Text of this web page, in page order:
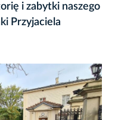
i zabytki naszego
Przyjaciela